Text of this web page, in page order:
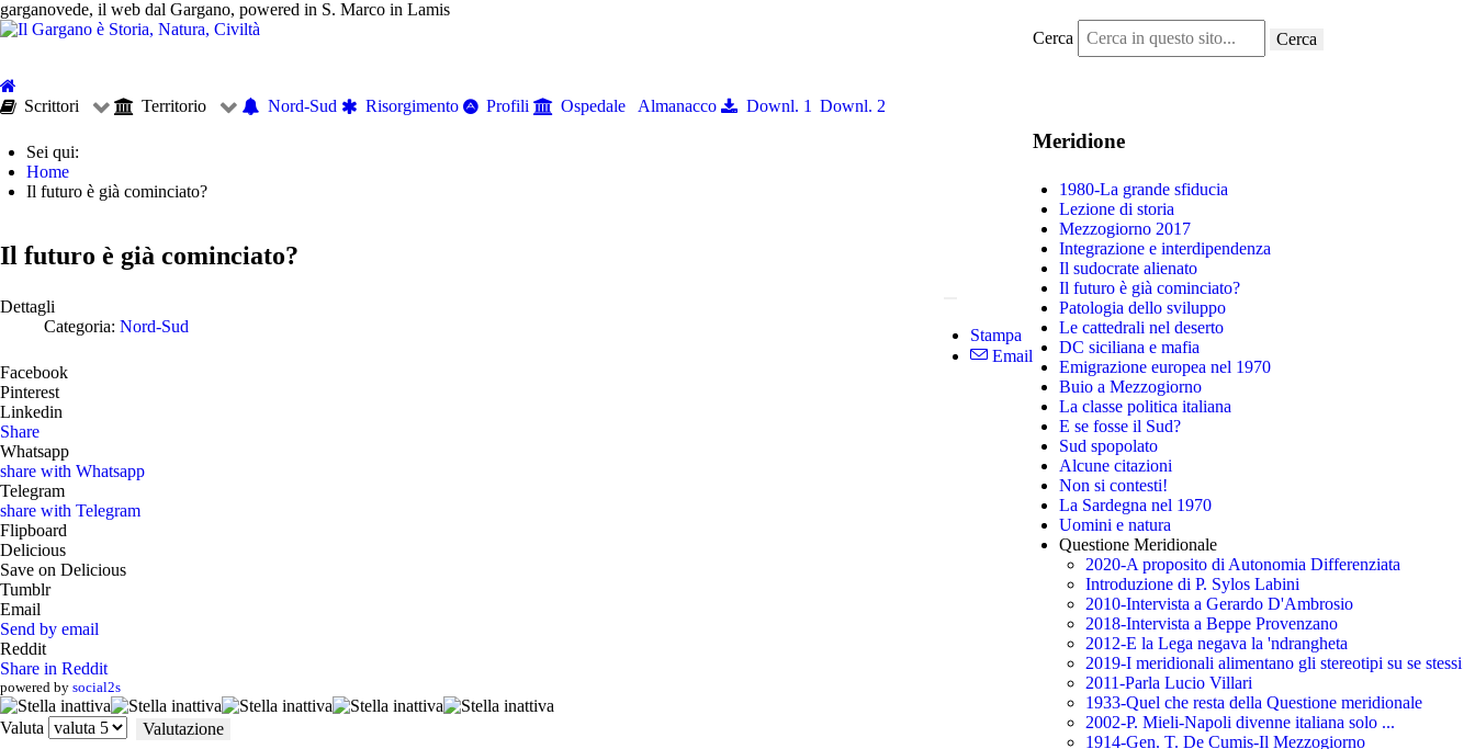
garganovede, il web dal Gargano, powered in S. Marco in Lamis
Cerca
Cerca
Scrittori Territorio Nord-Sud Risorgimento Profili Ospedale Almanacco Downl. 1 Downl. 2
Sei qui:
Home
Il futuro è già cominciato?
Il futuro è già cominciato?
Stampa
Email
Dettagli
Categoria: Nord-Sud
Facebook
Pinterest
Linkedin
Share
Whatsapp
share with Whatsapp
Telegram
share with Telegram
Flipboard
Delicious
Save on Delicious
Tumblr
Email
Send by email
Reddit
Share in Reddit
powered by social2s
Valuta
Meridione
1980-La grande sfiducia
Lezione di storia
Mezzogiorno 2017
Integrazione e interdipendenza
Il sudocrate alienato
Il futuro è già cominciato?
Patologia dello sviluppo
Le cattedrali nel deserto
DC siciliana e mafia
Emigrazione europea nel 1970
Buio a Mezzogiorno
La classe politica italiana
E se fosse il Sud?
Sud spopolato
Alcune citazioni
Non si contesti!
La Sardegna nel 1970
Uomini e natura
Questione Meridionale
2020-A proposito di Autonomia Differenziata
Introduzione di P. Sylos Labini
2010-Intervista a Gerardo D'Ambrosio
2018-Intervista a Beppe Provenzano
2012-E la Lega negava la 'ndrangheta
2019-I meridionali alimentano gli stereotipi su se stessi
2011-Parla Lucio Villari
1933-Quel che resta della Questione meridionale
2002-P. Mieli-Napoli divenne italiana solo ...
1914-Gen. T. De Cumis-Il Mezzogiorno